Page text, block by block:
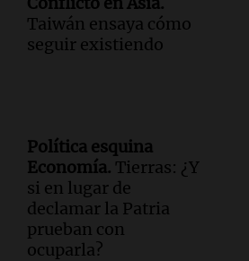
Taiwán ensaya cómo
seguir existiendo
Política esquina
Economía. Tierras: ¿Y
si en lugar de
declamar la Patria
prueban con
ocuparla?